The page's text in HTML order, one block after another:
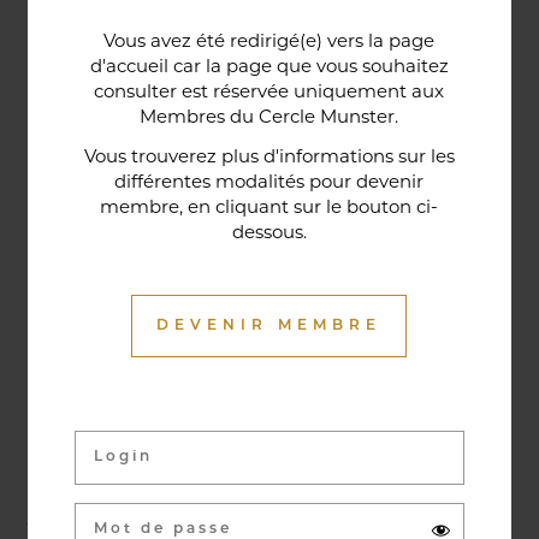
Vous avez été redirigé(e) vers la page
d'accueil car la page que vous souhaitez
consulter est réservée uniquement aux
Membres du Cercle Munster.
Vous trouverez plus d'informations sur les
différentes modalités pour devenir
membre, en cliquant sur le bouton ci-
dessous.
DEVENIR MEMBRE
historique de la maison, relie le bar au restaurant ;
cette trace du passé rappelle la tradition du bien-
être en ces lieux et de l'accueil chaleureux qui
contribuent à la réputation de l'établissement. Ce
restaurant gastronomique a été entièrement
relooké en janvier 2020. Notre chef vous propose
vous surprendre.
Activités & évènements